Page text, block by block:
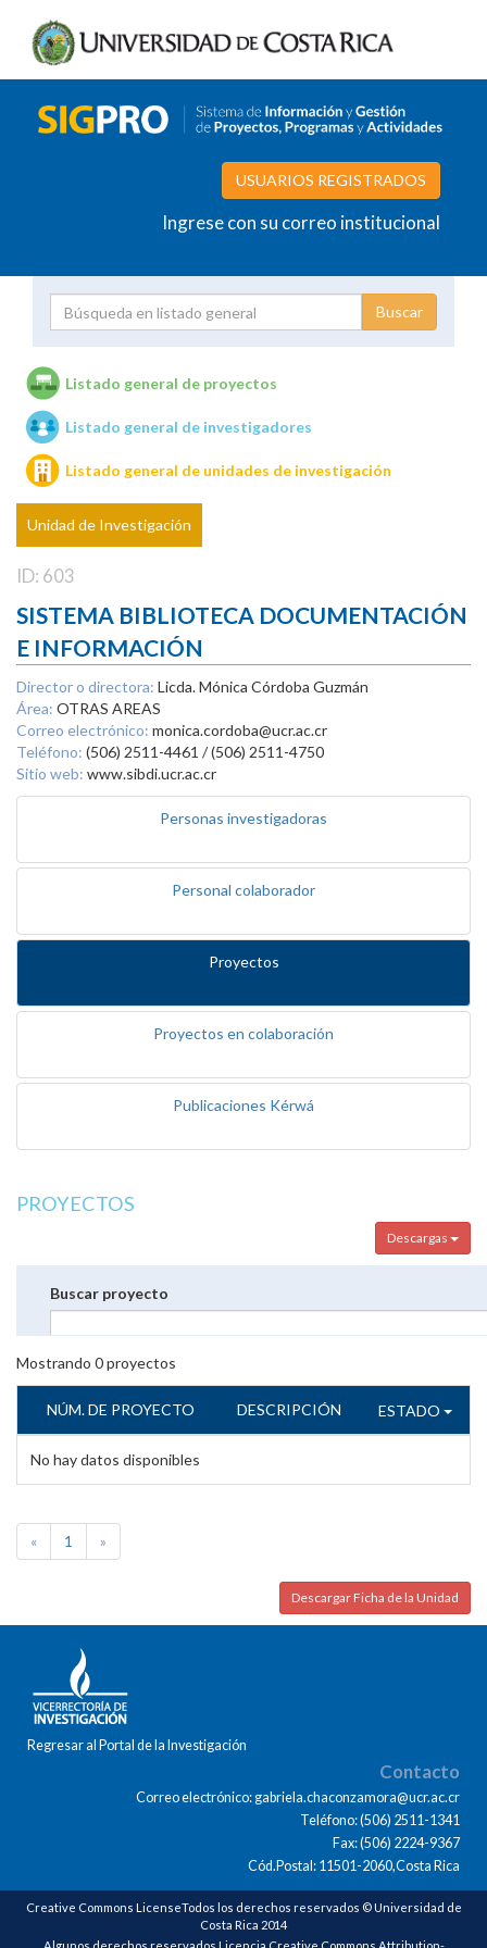
USUARIOS REGISTRADOS
Ingrese con su correo institucional
Unidades de investigación
Listado general de proyectos
Listado general de investigadores
Listado general de unidades de investigación
Unidad de Investigación
ID: 603
SISTEMA BIBLIOTECA DOCUMENTACIÓN
E INFORMACIÓN
Director o directora: Licda. Mónica Córdoba Guzmán
Área: OTRAS AREAS
Correo electrónico: monica.cordoba@ucr.ac.cr
Teléfono: (506) 2511-4461 / (506) 2511-4750
Sitio web: www.sibdi.ucr.ac.cr
Personas investigadoras
Personal colaborador
Proyectos
Proyectos en colaboración
Publicaciones Kérwá
PROYECTOS
Descargas
Buscar proyecto
Mostrando 0proyectos
NÚM. DE PROYECTO DESCRIPCIÓN ESTADO
No hay datos disponibles
« 1 »
Descargar Ficha de la Unidad
Regresar al Portal de la Investigación
Contacto
Correo electrónico: gabriela.chaconzamora@ucr.ac.cr
Teléfono: (506) 2511-1341
Fax: (506) 2224-9367
Cód.Postal: 11501-2060,Costa Rica
Creative Commons LicenseTodos los derechos reservados © Universidad de
Costa Rica 2014